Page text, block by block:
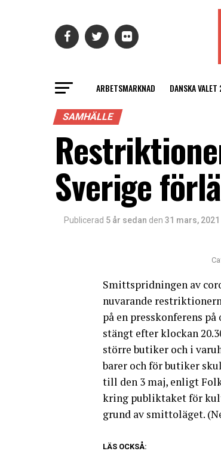
ARBETSMARKNAD DANSKA
SAMHÄLLE
Sverige
Publicerad 5 år sedan den 31 mars, 2021
Smittspridningen av
nuvarande
på en presskonferens
stängt efter klockan
större butiker och i
barer och för butiker
till den 3 maj, enligt
kring publiktaket för
grund av smittoläget.
LÄS OCKSÅ: